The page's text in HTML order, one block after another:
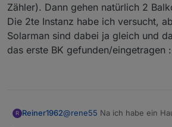
Möglichkeit, auf mehrere zu
nicht testen kann, da ich nur
Alternative wäre natürlich eine
sind denn mehrere BKW in NS
Zähler). Dann gehen natürlich 2
Die 2te Instanz habe ich versucht,
Solarman sind dabei ja gleich und
das erste BK gefunden/eingetragen
R Reiner1962@rene55 Na ich habe ein